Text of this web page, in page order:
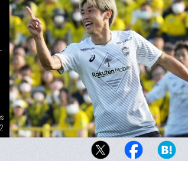
5月20日の柏レイソル戦で今季10ゴール目を決め